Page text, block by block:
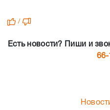
/
Есть новости? Пиши и
66-